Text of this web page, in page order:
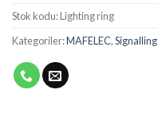
Stok kodu:Lighting ring
Kategoriler:MAFELEC,Signalling